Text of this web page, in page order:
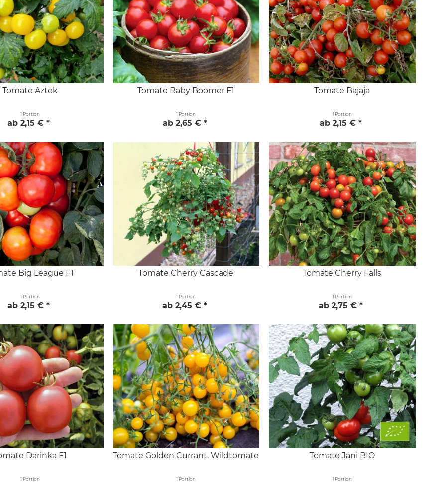
Tomate Aztek
1 Portion
ab 2,15 € *
Tomate Baby Boomer F1
1 Portion
ab 2,65 € *
Tomate Bajaja
1 Portion
ab 2,15 € *
Big League F1
1 Portion
ab 2,15 € *
Tomate Cherry Cascade
1 Portion
ab 2,45 € *
Tomate Cherry Falls
1 Portion
ab 2,75 € *
Darinka F1
1 Portion
Tomate Golden Currant, Wildtomate
1 Portion
Tomate Jani BIO
1 Portion